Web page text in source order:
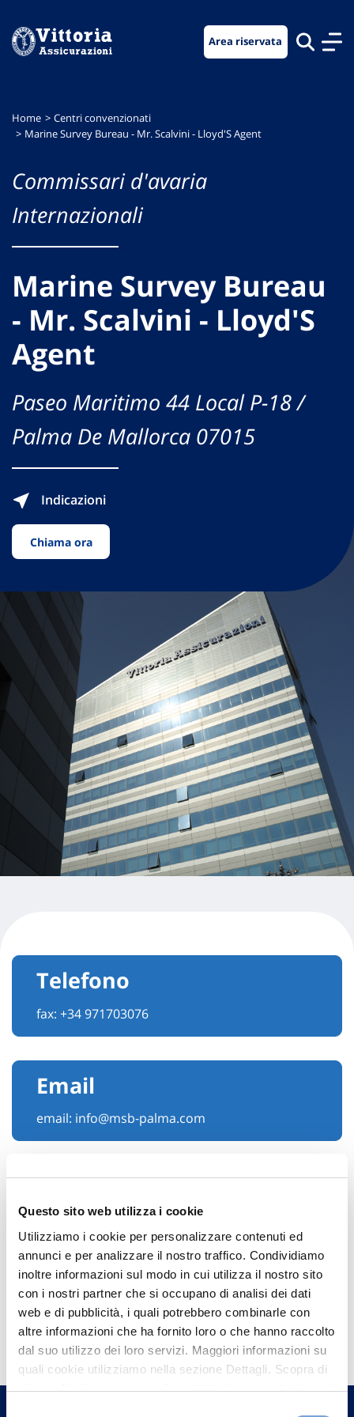
Questo sito web utilizza i cookie
Utilizziamo i cookie per personalizzare contenuti ed
annunci e per analizzare il nostro traffico. Condividiamo
inoltre informazioni sul modo in cui utilizza il nostro sito
con i nostri partner che si occupano di analisi dei dati
web e di pubblicità, i quali potrebbero combinarle con
altre informazioni che ha fornito loro o che hanno raccolto
dal suo utilizzo dei loro servizi. Maggiori informazioni su
quali cookie utilizziamo nella sezione Dettagli. Scopra di
più su chi siamo, come può contattarci e come trattiamo i
menu
contenuto
footer
Area riservata
Home
Centri convenzionati
Marine Survey Bureau - Mr. Scalvini - Lloyd'S Agent
Commissari d'avaria
Internazionali
Marine Survey Bureau
- Mr. Scalvini - Lloyd'S
Agent
Paseo Maritimo 44 Local P-18 /
Palma De Mallorca 07015
Indicazioni
Chiama ora
Telefono
fax: +34 971703076
Email
email: info@msb-palma.com
Hai bisogno di
informazioni?
Trova l'Agenzia più vicina a te e parla con
un nostro Agente.